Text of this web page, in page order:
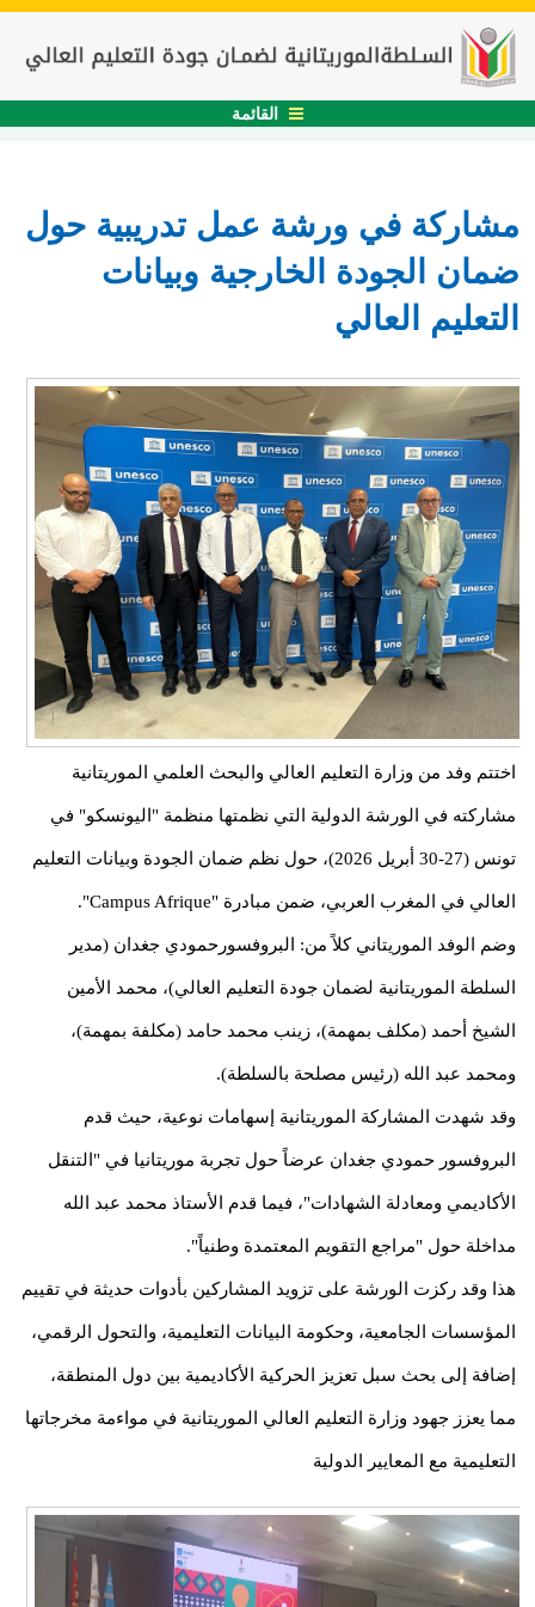
القائمة
مشاركة في ورشة عمل تدريبية حول
ضمان الجودة الخارجية وبيانات
التعليم العالي
اختتم وفد من وزارة التعليم العالي والبحث العلمي الموريتانية
مشاركته في الورشة الدولية التي نظمتها منظمة "اليونسكو" في
تونس (27-30 أبريل 2026)، حول نظم ضمان الجودة وبيانات التعليم
العالي في المغرب العربي، ضمن مبادرة "Campus Afrique".
وضم الوفد الموريتاني كلاً من: البروفسورحمودي جغدان (مدير
السلطة الموريتانية لضمان جودة التعليم العالي)، محمد الأمين
الشيخ أحمد (مكلف بمهمة)، زينب محمد حامد (مكلفة بمهمة)،
ومحمد عبد الله (رئيس مصلحة بالسلطة).
وقد شهدت المشاركة الموريتانية إسهامات نوعية، حيث قدم
البروفسور حمودي جغدان عرضاً حول تجربة موريتانيا في "التنقل
الأكاديمي ومعادلة الشهادات"، فيما قدم الأستاذ محمد عبد الله
مداخلة حول "مراجع التقويم المعتمدة وطنياً".
هذا وقد ركزت الورشة على تزويد المشاركين بأدوات حديثة في تقييم
المؤسسات الجامعية، وحكومة البيانات التعليمية، والتحول الرقمي،
إضافة إلى بحث سبل تعزيز الحركية الأكاديمية بين دول المنطقة،
مما يعزز جهود وزارة التعليم العالي الموريتانية في مواءمة مخرجاتها
التعليمية مع المعايير الدولية